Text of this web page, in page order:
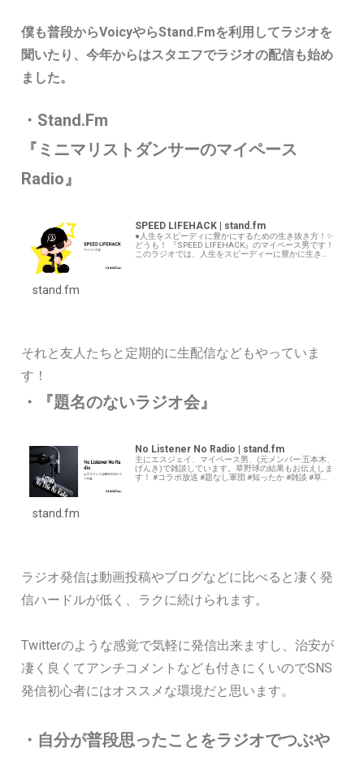
僕も普段からVoicyやらStand.Fmを利用してラジオを
聞いたり、今年からはスタエフでラジオの配信も始め
ました。
・Stand.Fm
『ミニマリストダンサーのマイペース
Radio』
SPEED LIFEHACK | stand.fm
●人生をスピーディに豊かにするための生き抜き方！✨
どうも！ 『SPEED LIFEHACK』のマイペース男です！
このラジオでは、人生をスピーディーに豊かに生き抜
stand.fm
それと友人たちと定期的に生配信などもやっていま
す！
・『題名のないラジオ会』
No Listener No Radio | stand.fm
主にエスジェイ、マイペース男、(元メンバー:五本木、
げんき)で雑談しています。草野球の結果もお伝えしま
す！ #コラボ放送 #題なし軍団 #知ったか #雑談 #草野
stand.fm
ラジオ発信は動画投稿やブログなどに比べると凄く発
信ハードルが低く、ラクに続けられます。
Twitterのような感覚で気軽に発信出来ますし、治安が
凄く良くてアンチコメントなども付きにくいのでSNS
発信初心者にはオススメな環境だと思います。
・自分が普段思ったことをラジオでつぶや